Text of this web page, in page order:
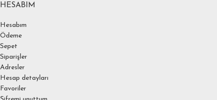
HESABIM
Hesabım
Ödeme
Sepet
Siparişler
Adresler
Hesap detayları
Favoriler